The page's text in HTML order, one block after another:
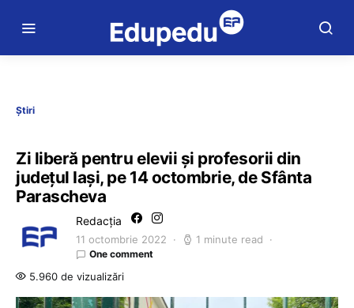
Știri
Zi liberă pentru elevii și profesorii din
județul Iași, pe 14 octombrie, de Sfânta
Parascheva
Redacția
11 octombrie 2022 1 minute read
One comment
5.960 de vizualizări